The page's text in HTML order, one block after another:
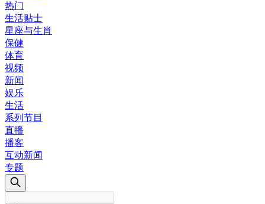
热门
生活贴士
星座与生肖
保健
体育
视频
新闻
娱乐
生活
系列节目
直播
播客
互动新闻
专题